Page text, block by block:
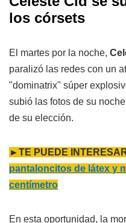
los córsets
El martes por la noche,
paralizó las redes con un
"dominatrix" súper
subió las fotos de su
de su elección.
►TE PUEDE
pantaloncitos de látex y
centímetro
En esta oportunidad, la